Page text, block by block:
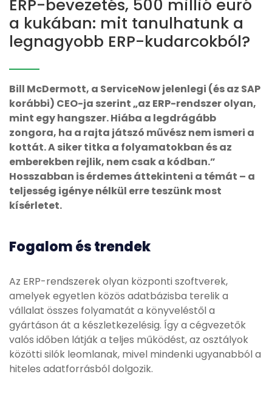
ERP-bevezetés, 500 millió euró
a kukában: mit tanulhatunk a
legnagyobb ERP-kudarcokból?
Bill McDermott, a ServiceNow jelenlegi (és az SAP
korábbi) CEO-ja szerint „az ERP-rendszer olyan,
mint egy hangszer. Hiába a legdrágább
zongora, ha a rajta játszó művész nem ismeri a
kottát. A siker titka a folyamatokban és az
emberekben rejlik, nem csak a kódban.”
Hosszabban is érdemes áttekinteni a témát – a
teljesség igénye nélkül erre teszünk most
kísérletet.
Fogalom és trendek
Az ERP-rendszerek olyan központi szoftverek,
amelyek egyetlen közös adatbázisba terelik a
vállalat összes folyamatát a könyveléstől a
gyártáson át a készletkezelésig. Így a cégvezetők
valós időben látják a teljes működést, az osztályok
közötti silók leomlanak, mivel mindenki ugyanabból a
hiteles adatforrásból dolgozik.